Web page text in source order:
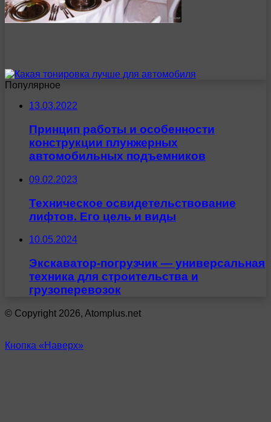
Популярное
13.03.2022
Принцип работы и особенности
конструкции плунжерных
автомобильных подъемников
09.02.2023
Техническое освидетельствование
лифтов. Его цель и виды
10.05.2024
Экскаватор-погрузчик — универсальная
техника для строительства и
грузоперевозок
© Copyright 2026, Atomplus.net
Кнопка «Наверх»